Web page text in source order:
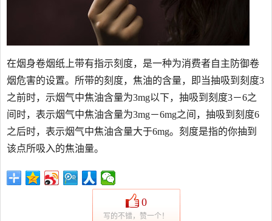
在烟身卷烟纸上带有指示刻度，是一种为消费者自主防御卷
烟危害的设置。所带的刻度，焦油的含量，即当抽吸到刻度3
之前时，示烟气中焦油含量为3mg以下，抽吸到刻度3－6之
间时，表示烟气中焦油含量为3mg－6mg之间，抽吸到刻度6
之后时，表示烟气中焦油含量大于6mg。刻度是指的你抽到
该点所吸入的焦油量。
0
写的不错，赞一个！